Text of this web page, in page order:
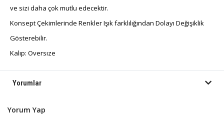
ve sizi daha çok mutlu edecektir.
Konsept Çekimlerinde Renkler Işık farklılığından Dolayı Değişiklik
Gösterebilir.
Kalıp: Oversıze
Yorumlar
Yorum Yap